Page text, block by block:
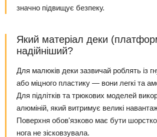
значно підвищує безпеку.
Який матеріал деки
надійніший?
Для малюків деки зазвичай роблять із
або міцного пластику — вони легкі та
Для підлітків та трюкових моделей
алюміній, який витримує великі
Поверхня обов'язково має бути
нога не зісковзувала.